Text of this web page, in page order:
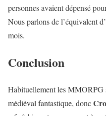
personnes avaient dépensé
Nous parlons de l’équivalent
mois.
Conclusion
Habituellement les MMORPG
médiéval fantastique, donc